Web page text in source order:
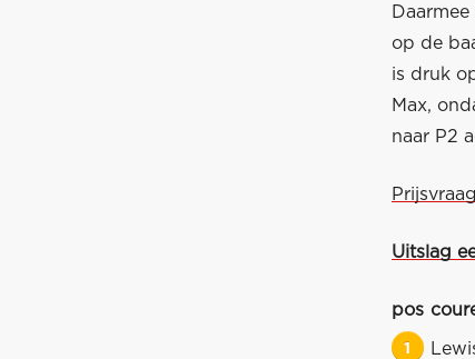
op de
is druk
Max,
naar P2
Uitslag
pos
1